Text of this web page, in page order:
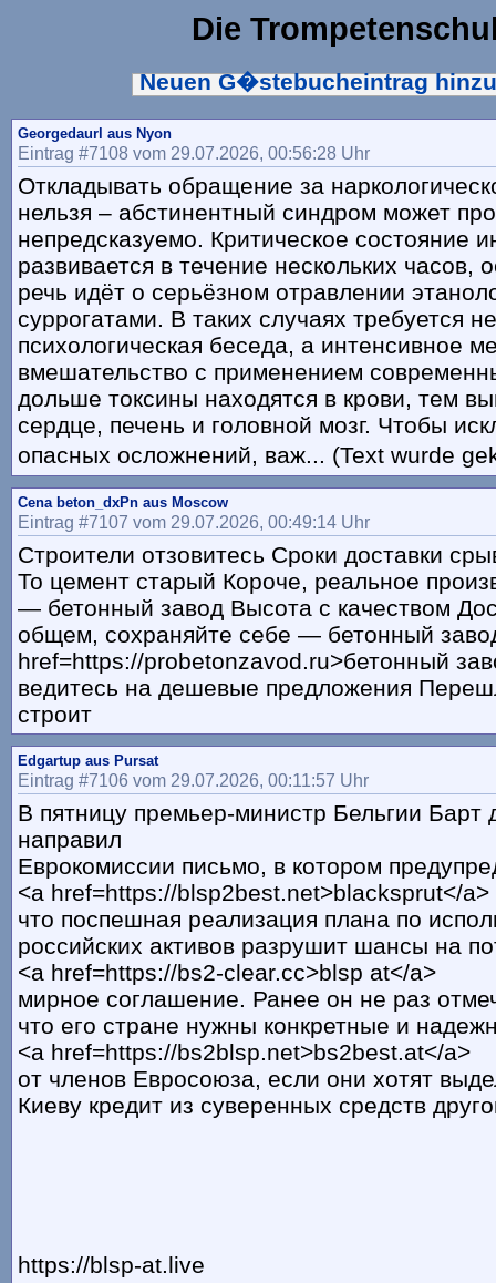
Die
Neuen G�stebucheintrag
Georgedaurl aus Nyon
Eintrag #7108 vom 29.07.2026, 00:56:28 Uhr
Откладывать обращение за
нельзя – абстинентный синдром может
непредсказуемо. Критическое состояние
развивается в течение нескольких часов,
речь идёт о серьёзном отравлении
суррогатами. В таких случаях требуется
психологическая беседа, а интенсивное
вмешательство с применением
дольше токсины находятся в крови, тем
сердце, печень и головной мозг. Чтобы
опасных осложнений, важ... (Text wurde
Cena beton_dxPn aus Moscow
Eintrag #7107 vom 29.07.2026, 00:49:14 Uhr
Строители отзовитесь Сроки доставки
То цемент старый Короче, реальное
— бетонный завод Высота с качеством
общем, сохраняйте себе — бетонный
href=https://probetonzavod.ru>бетонный
ведитесь на дешевые предложения
строит
Edgartup aus Pursat
Eintrag #7106 vom 29.07.2026, 00:11:57 Uhr
В пятницу премьер-министр Бельгии Барт
направил
Еврокомиссии письмо, в котором
<a href=https://blsp2best.net>blacksprut</a>
что поспешная реализация плана по
российских активов разрушит шансы на
<a href=https://bs2-clear.cc>blsp at</a>
мирное соглашение. Ранее он не раз
что его стране нужны конкретные и
<a href=https://bs2blsp.net>bs2best.at</a>
от членов Евросоюза, если они хотят
Киеву кредит из суверенных средств
https://blsp-at.live